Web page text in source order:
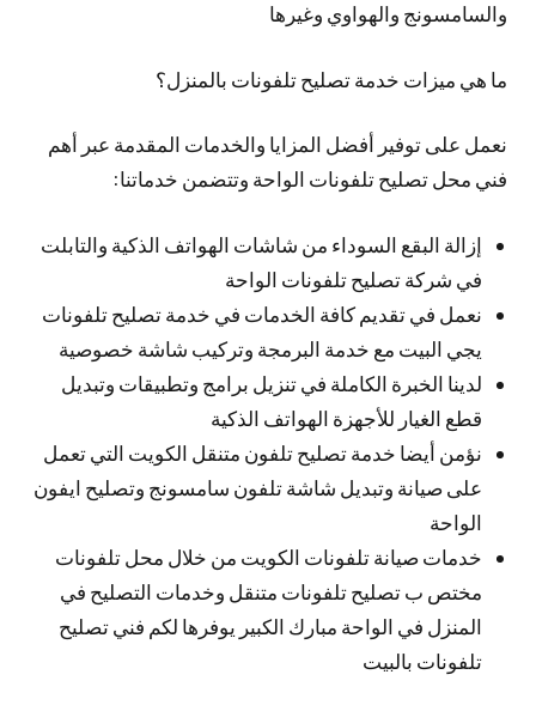
والسامسونج والهواوي وغيرها
ما هي ميزات خدمة تصليح تلفونات بالمنزل؟
نعمل على توفير أفضل المزايا والخدمات المقدمة عبر أهم
فني محل تصليح تلفونات الواحة وتتضمن خدماتنا:
إزالة البقع السوداء من شاشات الهواتف الذكية والتابلت
في شركة تصليح تلفونات الواحة
نعمل في تقديم كافة الخدمات في خدمة تصليح تلفونات
يجي البيت مع خدمة البرمجة وتركيب شاشة خصوصية
لدينا الخبرة الكاملة في تنزيل برامج وتطبيقات وتبديل
قطع الغيار للأجهزة الهواتف الذكية
نؤمن أيضا خدمة تصليح تلفون متنقل الكويت التي تعمل
على صيانة وتبديل شاشة تلفون سامسونج وتصليح ايفون
الواحة
خدمات صيانة تلفونات الكويت من خلال محل تلفونات
مختص ب تصليح تلفونات متنقل وخدمات التصليح في
المنزل في الواحة مبارك الكبير يوفرها لكم فني تصليح
تلفونات بالبيت